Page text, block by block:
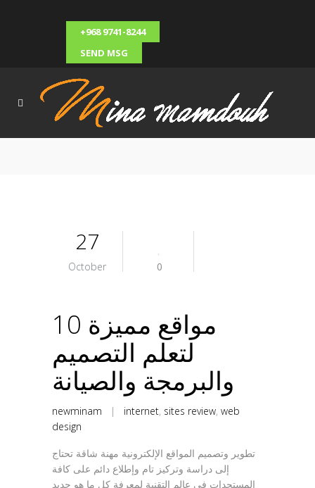
+968 9741-8244
SEND MSG
27
October 0
10 مواقع مميزة
لتعلم التصميم
والبرمجة والصيانة
newminam | internet, sites review, web
design
تطوير وتصميم المواقع الإلكترونية مهنة شاقة تحتاج
إلى دراسة وتركيز تام وإطلاع دائم على كافة
المستجدات في عالم التقنية لمعرفة كل ما هو جديد